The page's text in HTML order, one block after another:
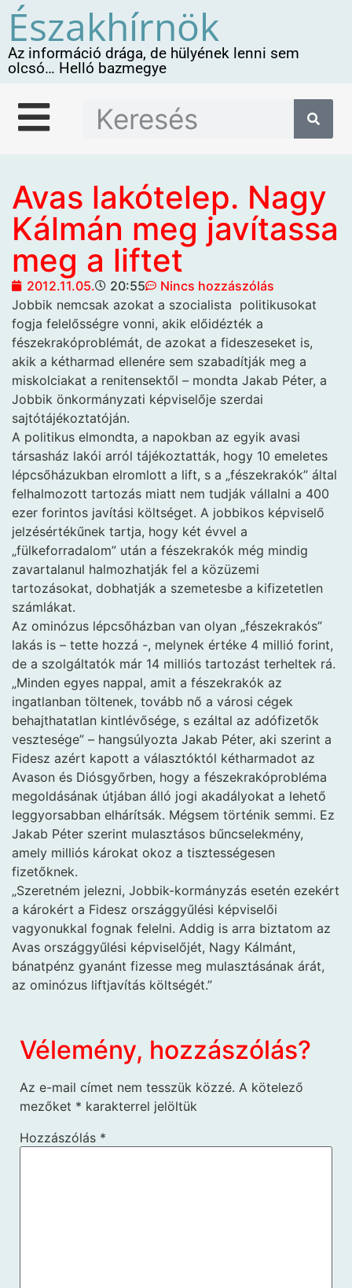
Északhírnök
Az információ drága, de hülyének lenni sem
olcsó… Helló bazmegye
Avas lakótelep. Nagy
Kálmán meg javítassa
meg a liftet
2012.11.05. 20:55
Nincs hozzászólás
Jobbik nemcsak azokat a szocialista politikusokat
fogja felelősségre vonni, akik előidézték a
fészekrakóproblémát, de azokat a fideszeseket is,
akik a kétharmad ellenére sem szabadítják meg a
miskolciakat a renitensektől – mondta Jakab Péter, a
Jobbik önkormányzati képviselője szerdai
sajtótájékoztatóján.
A politikus elmondta, a napokban az egyik avasi
társasház lakói arról tájékoztatták, hogy 10 emeletes
lépcsőházukban elromlott a lift, s a „fészekrakók” által
felhalmozott tartozás miatt nem tudják vállalni a 400
ezer forintos javítási költséget. A jobbikos képviselő
jelzésértékűnek tartja, hogy két évvel a
„fülkeforradalom” után a fészekrakók még mindig
zavartalanul halmozhatják fel a közüzemi
tartozásokat, dobhatják a szemetesbe a kifizetetlen
számlákat.
Az ominózus lépcsőházban van olyan „fészekrakós”
lakás is – tette hozzá -, melynek értéke 4 millió forint,
de a szolgáltatók már 14 milliós tartozást terheltek rá.
„Minden egyes nappal, amit a fészekrakók az
ingatlanban töltenek, tovább nő a városi cégek
behajthatatlan kintlévősége, s ezáltal az adófizetők
vesztesége” – hangsúlyozta Jakab Péter, aki szerint a
Fidesz azért kapott a választóktól kétharmadot az
Avason és Diósgyőrben, hogy a fészekrakóprobléma
megoldásának útjában álló jogi akadályokat a lehető
leggyorsabban elhárítsák. Mégsem történik semmi. Ez
Jakab Péter szerint mulasztásos bűncselekmény,
amely milliós károkat okoz a tisztességesen
fizetőknek.
„Szeretném jelezni, Jobbik-kormányzás esetén ezekért
a károkért a Fidesz országgyűlési képviselői
vagyonukkal fognak felelni. Addig is arra biztatom az
Avas országgyűlési képviselőjét, Nagy Kálmánt,
bánatpénz gyanánt fizesse meg mulasztásának árát,
az ominózus liftjavítás költségét.”
Vélemény, hozzászólás?
Az e-mail címet nem tesszük közzé. A kötelező
mezőket * karakterrel jelöltük
Hozzászólás *